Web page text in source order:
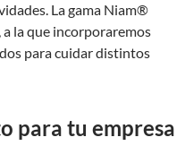
La gama Niam®
la que incorporaremos
para cuidar distintos
para tu empresa